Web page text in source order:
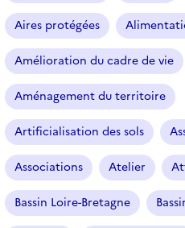
s
Aires protégées
Amélioration du cadre de vie
Aménagement du territoire
Artificialisation des sols
Associations Atelier
Bassin Loire-Bretagne